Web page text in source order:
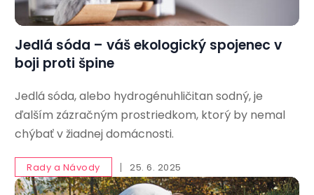
Jedlá sóda – váš ekologický spojenec v
boji proti špine
Jedlá sóda, alebo hydrogénuhličitan sodný, je
ďalším zázračným prostriedkom, ktorý by nemal
chýbať v žiadnej domácnosti.
Rady a Návody 25. 6. 2025